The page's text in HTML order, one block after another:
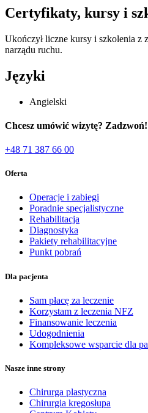
Certyfikaty, kursy i
Ukończył liczne kursy i szkolenia z
narządu ruchu.
Języki
Angielski
Chcesz umówić wizytę? Zadzwoń!
+48 71 387 66 00
Oferta
Operacje i zabiegi
Poradnie specjalistyczne
Rehabilitacja
Diagnostyka
Pakiety rehabilitacyjne
Punkt pobrań
Dla pacjenta
Sam płacę za leczenie
Korzystam z leczenia NFZ
Finansowanie leczenia
Udogodnienia
Kompleksowe wsparcie dla
Nasze inne strony
Chirurga plastyczna
Chirurgia kręgosłupa